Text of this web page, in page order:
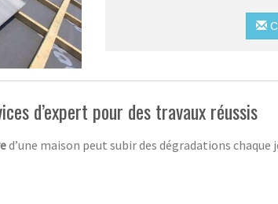
d’expert pour des travaux réussis
d’une maison peut subir des dégradations